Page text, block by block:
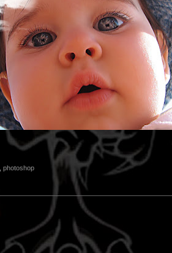
photoshop
...dai non perdere tempo, clikka